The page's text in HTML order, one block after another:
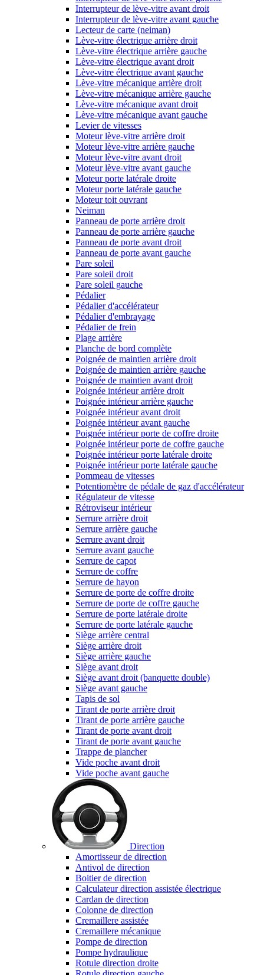
Interrupteur de lève-vitre avant droit
Interrupteur de lève-vitre avant gauche
Lecteur de carte (neiman)
Lève-vitre électrique arrière droit
Lève-vitre électrique arrière gauche
Lève-vitre électrique avant droit
Lève-vitre électrique avant gauche
Lève-vitre mécanique arrière droit
Lève-vitre mécanique arrière gauche
Lève-vitre mécanique avant droit
Lève-vitre mécanique avant gauche
Levier de vitesses
Moteur lève-vitre arrière droit
Moteur lève-vitre arrière gauche
Moteur lève-vitre avant droit
Moteur lève-vitre avant gauche
Moteur porte latérale droite
Moteur porte latérale gauche
Moteur toit ouvrant
Neiman
Panneau de porte arrière droit
Panneau de porte arrière gauche
Panneau de porte avant droit
Panneau de porte avant gauche
Pare soleil
Pare soleil droit
Pare soleil gauche
Pédalier
Pédalier d'accélérateur
Pédalier d'embrayage
Pédalier de frein
Plage arrière
Planche de bord complète
Poignée de maintien arrière droit
Poignée de maintien arrière gauche
Poignée de maintien avant droit
Poignée intérieur arrière droit
Poignée intérieur arrière gauche
Poignée intérieur avant droit
Poignée intérieur avant gauche
Poignée intérieur porte de coffre droite
Poignée intérieur porte de coffre gauche
Poignée intérieur porte latérale droite
Poignée intérieur porte latérale gauche
Pommeau de vitesses
Potentiomètre de pédale de gaz d'accélérateur
Régulateur de vitesse
Rétroviseur intérieur
Serrure arrière droit
Serrure arrière gauche
Serrure avant droit
Serrure avant gauche
Serrure de capot
Serrure de coffre
Serrure de hayon
Serrure de porte de coffre droite
Serrure de porte de coffre gauche
Serrure de porte latérale droite
Serrure de porte latérale gauche
Siège arrière central
Siège arrière droit
Siège arrière gauche
Siège avant droit
Siège avant droit (banquette double)
Siège avant gauche
Tapis de sol
Tirant de porte arrière droit
Tirant de porte arrière gauche
Tirant de porte avant droit
Tirant de porte avant gauche
Trappe de plancher
Vide poche avant droit
Vide poche avant gauche
Direction
Amortisseur de direction
Antivol de direction
Boitier de direction
Calculateur direction assistée électrique
Cardan de direction
Colonne de direction
Cremaillere assistée
Cremaillere mécanique
Pompe de direction
Pompe hydraulique
Rotule direction droite